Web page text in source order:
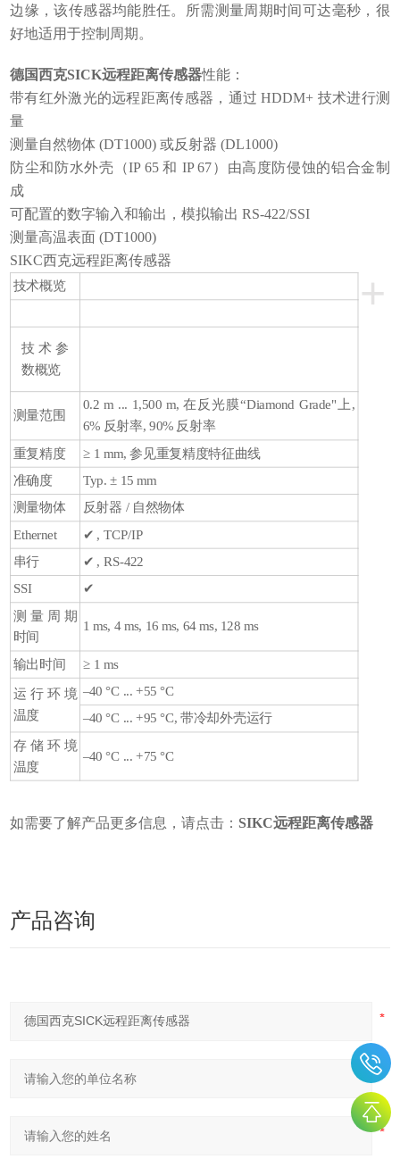
边缘，该传感器均能胜任。所需测量周期时间可达毫秒，很
好地适用于控制周期。
德国西克SICK远程距离传感器性能：
带有红外激光的远程距离传感器，通过 HDDM+ 技术进行测
量
测量自然物体 (DT1000) 或反射器 (DL1000)
防尘和防水外壳（IP 65 和 IP 67）由高度防侵蚀的铝合金制
成
可配置的数字输入和输出，模拟输出 RS-422/SSI
测量高温表面 (DT1000)
SIKC西克远程距离传感器
+
技术概览
技术参
数概览
测量范围
0.2 m ... 1,500 m, 在反光膜“Diamond Grade"上,
6% 反射率, 90% 反射率
重复精度 ≥ 1 mm, 参见重复精度特征曲线
准确度 Typ. ± 15 mm
测量物体
反射器 / 自然物体
Ethernet
✔ , TCP/IP
串行
✔ , RS-422
SSI
✔
测量周期
时间
1 ms, 4 ms, 16 ms, 64 ms, 128 ms
输出时间 ≥ 1 ms
运行环境
温度
–40 °C ... +55 °C
–40 °C ... +95 °C, 带冷却外壳运行
存储环境
温度
–40 °C ... +75 °C
如需要了解产品更多信息，请点击： SIKC远程距离传感器
产品咨询